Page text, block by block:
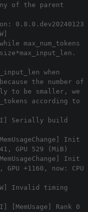
of the parent
0.8.0.dev20240123
max_num_tokens
when
the number of
to be smaller, we
according to
[I] Serially build
Init
GPU 529 (MiB)
Init
+1160, now: CPU
Invalid timing
[MemUsage] Rank 0